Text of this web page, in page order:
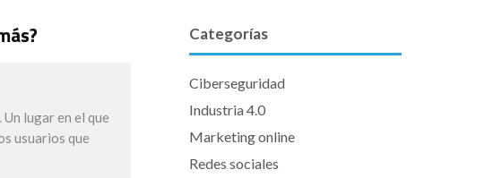
lugar en el que
usuarios que
Categorías
Ciberseguridad
Industria 4.0
Marketing online
Redes sociales